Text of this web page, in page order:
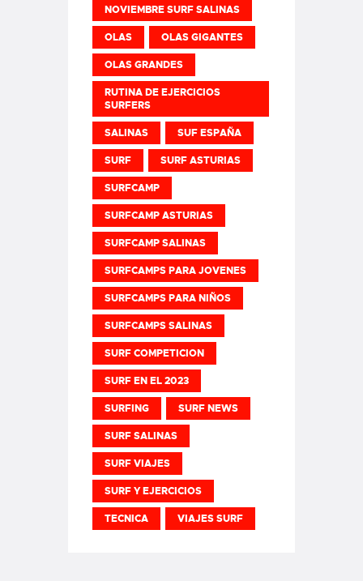
NOVIEMBRE SURF SALINAS
OLAS OLAS GIGANTES
OLAS GRANDES
RUTINA DE EJERCICIOS
SURFERS
SALINAS SUF ESPAÑA
SURF SURF ASTURIAS
SURFCAMP
SURFCAMP ASTURIAS
SURFCAMP SALINAS
SURFCAMPS PARA JOVENES
SURFCAMPS PARA NIÑOS
SURFCAMPS SALINAS
SURF COMPETICION
SURF EN EL 2023
SURFING SURF NEWS
SURF SALINAS
SURF VIAJES
SURF Y EJERCICIOS
TECNICA VIAJES SURF